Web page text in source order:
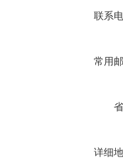
联系
常用
详细